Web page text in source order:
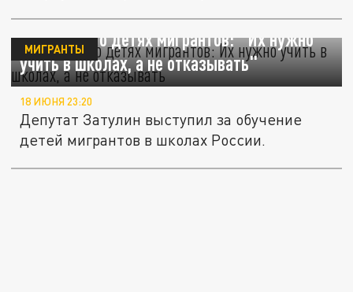
Затулин — о детях мигрантов: "Их нужно
учить в школах, а не отказывать"
МИГРАНТЫ
18 ИЮНЯ 23:20
Депутат Затулин выступил за обучение
детей мигрантов в школах России.